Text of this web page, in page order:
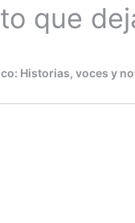
que
Historias, voces y